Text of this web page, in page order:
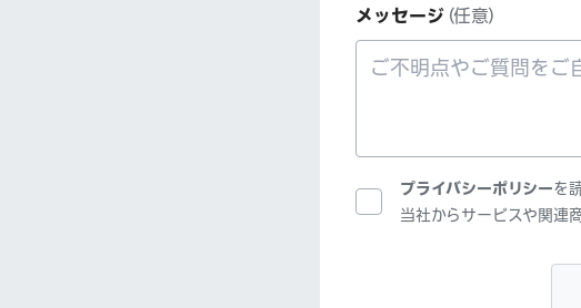
メッセージ (任意)
プライバシーポリシーを
当社からサービスや関連